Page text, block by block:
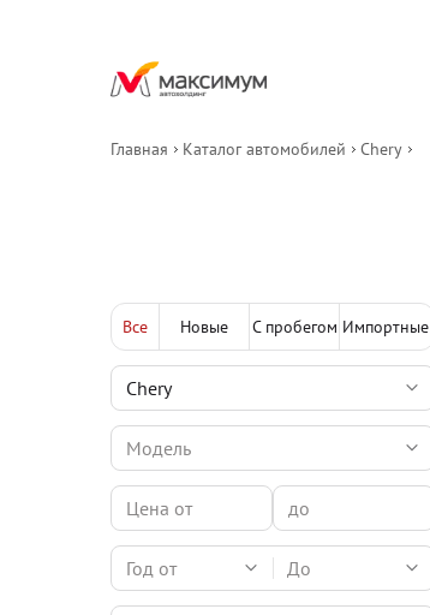
Главная Каталог автомобилей Chery
Все Новые С пробегом Импортные
Год от До